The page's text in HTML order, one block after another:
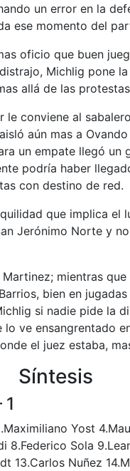
un error en la
ese momento del
oficio que buen
Michlig pone
allá de las
conviene al
aún mas a
un empate llegó un
podría haber
con destino de red.
que implica el
Jerónimo Norte y
mientras
bien en
si nadie pide la
ve ensangrentado
el juez estaba,
Síntesis
Yost
8.Federico Sola
13.Carlos Nuñez